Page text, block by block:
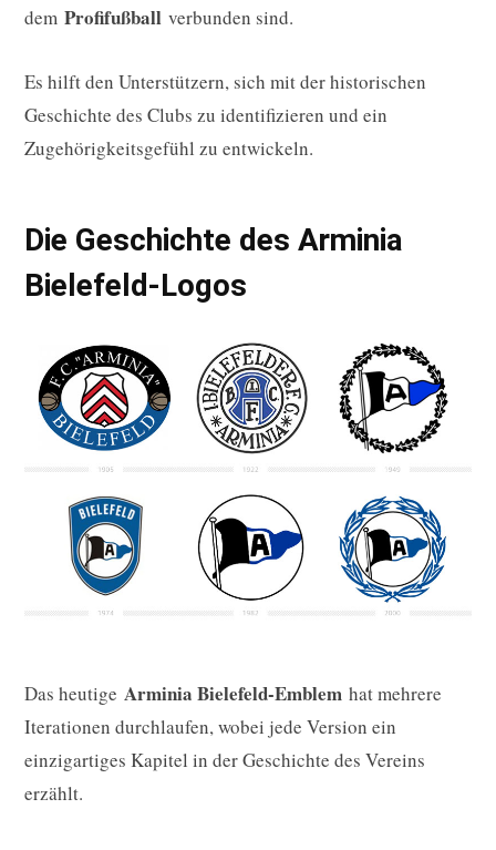
dem Profifußball verbunden sind.
Es hilft den Unterstützern, sich mit der historischen
Geschichte des Clubs zu identifizieren und ein
Zugehörigkeitsgefühl zu entwickeln.
Die Geschichte des Arminia
Bielefeld-Logos
Das heutige Arminia Bielefeld-Emblem hat mehrere
Iterationen durchlaufen, wobei jede Version ein
einzigartiges Kapitel in der Geschichte des Vereins
erzählt.